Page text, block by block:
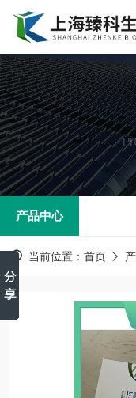
产品中心
当前位置： 首页